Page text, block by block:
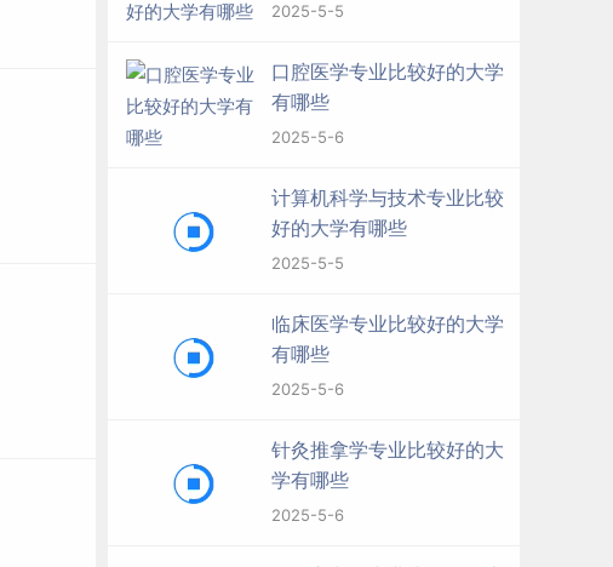
2025-5-5
口腔医学专业比较好的大学
有哪些
2025-5-6
计算机科学与技术专业比较
好的大学有哪些
2025-5-5
临床医学专业比较好的大学
有哪些
2025-5-6
针灸推拿学专业比较好的大
学有哪些
2025-5-6